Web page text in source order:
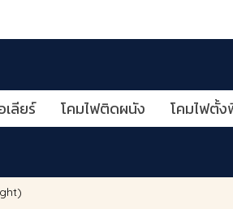
เลียร์ โคมไฟติดผนัง โคมไฟตั้